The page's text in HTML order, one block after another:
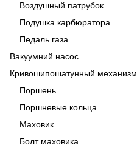
Воздушный патрубок
Подушка карбюратора
Педаль газа
Вакуумний насос
Кривошипошатунный механизм
Поршень
Поршневые кольца
Маховик
Болт маховика